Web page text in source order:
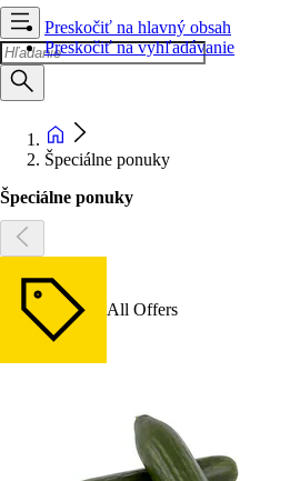
Preskočiť na hlavný obsah
Preskočiť na vyhľadávanie
Špeciálne ponuky
Špeciálne ponuky
All Offers